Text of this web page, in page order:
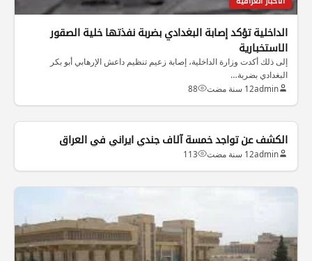
الداخلية تؤكد إصابة البغدادي بضربة نفذتها خلية الصقور
الاستخبارية
إلى ذلك أكدت وزارة الداخلية، إصابة زعيم تنظيم داعش الإرهابي أبو بكر
البغدادي بضربة…
admin12 سنة مضت 88
الكشف عن تواجد خمسة آلاف جندي ايراني في العراق
admin12 سنة مضت 113